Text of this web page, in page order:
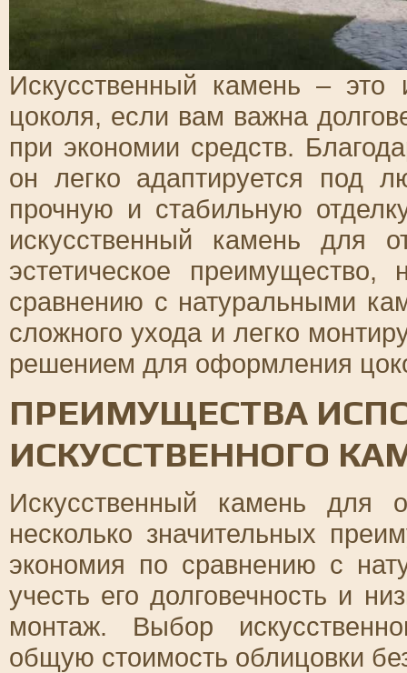
Искусственный камень –
цоколя, если вам важна
при экономии средств.
он легко адаптируется под
прочную и стабильную
искусственный камень для
эстетическое
сравнению с натуральными
сложного ухода и легко
решением для оформления
ПРЕИМУЩЕСТВА
ИСКУССТВЕННОГО
Искусственный камень для
несколько значительных
экономия по сравнению с
учесть его долговечность и
монтаж. Выбор
общую стоимость облицовки